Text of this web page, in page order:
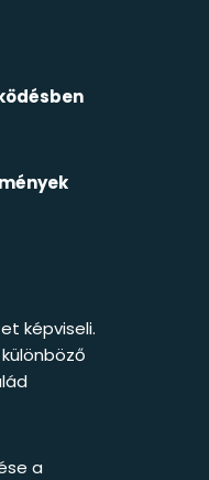
képviseli.
a